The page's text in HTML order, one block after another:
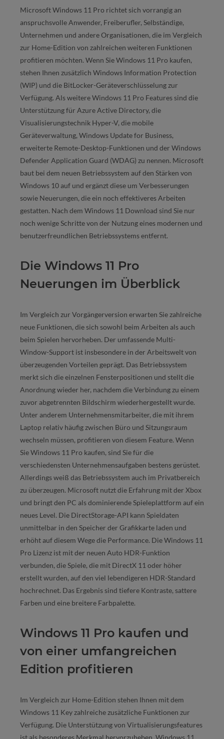
Microsoft Windows 11 Pro richtet sich vorrangig an
anspruchsvolle Anwender, Freiberufler, Selbständige,
Unternehmen und andere Organisationen, die im Vergleich
zur Home-Edition von zahlreichen weiteren Funktionen
profitieren möchten. Wenn Sie Windows 11 Pro kaufen,
stehen Ihnen zusätzlich Windows Information Protection
(WIP) und die BitLocker-Geräteverschlüsselung zur
Verfügung. Als weitere Windows 11 Pro Features sind die
Unterstützung für Azure Active Directory, die
Visualisierungstechnik Hyper-V, die mobile
Geräteverwaltung, Windows Update for Business,
erweiterte Remote-Desktop-Funktionen und der Windows
Defender Application Guard (WDAG) zu nennen. Microsoft
baut bei dem neuen Betriebssystem auf den Stärken von
Windows 10 auf und ergänzt diese um Verbesserungen
sowie Neuerungen, die ein noch effektiveres Arbeiten
gestatten. Nach dem Windows 11 Download sind Sie nur
noch wenige Schritte von der Nutzung eines modernen und
benutzerfreundlichen Betriebssystems entfernt.
Die Windows 11 Pro
Neuerungen im Überblick
Im Vergleich zur Vorgängerversion erwarten Sie zahlreiche
neue Funktionen, die sich sowohl beim Arbeiten als auch
beim Spielen hervorheben. Der umfassende Multi-
Window-Support ist insbesondere in der Arbeitswelt von
überzeugenden Vorteilen geprägt. Das Betriebssystem
merkt sich die einzelnen Fensterpositionen und stellt die
Anordnung wieder her, nachdem die Verbindung zu einem
zuvor abgetrennten Bildschirm wiederhergestellt wurde.
Unter anderem Unternehmensmitarbeiter, die mit ihrem
Laptop relativ häufig zwischen Büro und Sitzungsraum
wechseln müssen, profitieren von diesem Feature. Wenn
Sie Windows 11 Pro kaufen, sind Sie für die
verschiedensten Unternehmensaufgaben bestens gerüstet.
Allerdings weiß das Betriebssystem auch im Privatbereich
zu überzeugen. Microsoft nutzt die Erfahrung mit der Xbox
und bringt den PC als dominierende Spieleplattform auf ein
neues Level. Die DirectStorage-API kann Spieldaten
unmittelbar in den Speicher der Grafikkarte laden und
erhöht auf diesem Wege die Performance. Die Windows 11
Pro Lizenz ist mit der neuen Auto HDR-Funktion
verbunden, die Spiele, die mit DirectX 11 oder höher
erstellt wurden, auf den viel lebendigeren HDR-Standard
hochrechnet. Das Ergebnis sind tiefere Kontraste, sattere
Farben und eine breitere Farbpalette.
Windows 11 Pro kaufen und
von einer umfangreichen
Edition profitieren
Im Vergleich zur Home-Edition stehen Ihnen mit dem
Windows 11 Key zahlreiche zusätzliche Funktionen zur
Verfügung. Die Unterstützung von Virtualisierungsfeatures
ist als besonderes Merkmal hervorzuheben. Windows 11